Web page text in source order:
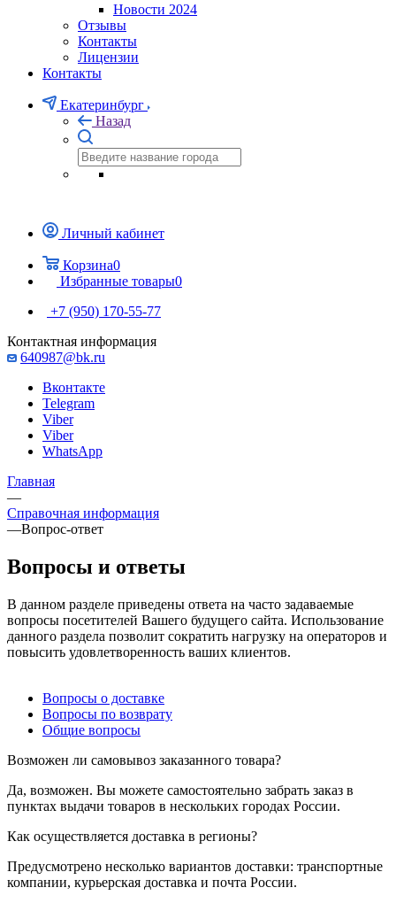
Новости 2024
Отзывы
Контакты
Лицензии
Контакты
Екатеринбург
Назад
Личный кабинет
Корзина0
Избранные товары0
+7 (950) 170-55-77
Контактная информация
640987@bk.ru
Вконтакте
Telegram
Viber
Viber
WhatsApp
Главная
—
Справочная информация
—Вопрос-ответ
Вопросы и ответы
В данном разделе приведены ответа на часто задаваемые
вопросы посетителей Вашего будущего сайта. Использование
данного раздела позволит сократить нагрузку на операторов и
повысить удовлетворенность ваших клиентов.
Вопросы о доставке
Вопросы по возврату
Общие вопросы
Возможен ли самовывоз заказанного товара?
Да, возможен. Вы можете самостоятельно забрать заказ в
пунктах выдачи товаров в нескольких городах России.
Как осуществляется доставка в регионы?
Предусмотрено несколько вариантов доставки: транспортные
компании, курьерская доставка и почта России.